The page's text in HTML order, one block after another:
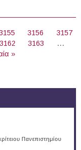
3156
3157
3162 3163
…
»
Πανεπιστημίου